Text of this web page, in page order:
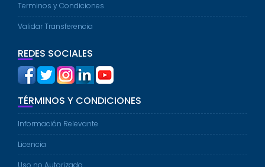
Terminos y Condiciones
Validar Transferencia
REDES SOCIALES
TÉRMINOS Y CONDICIONES
Información Relevante
Licencia
Uso no Autorizado